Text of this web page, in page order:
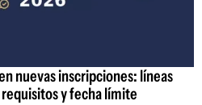
nuevas inscripciones: líneas
y fecha límite